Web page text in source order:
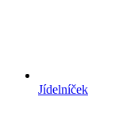
Jídelníček